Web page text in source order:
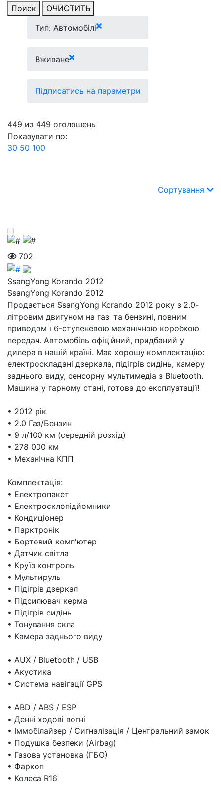
Поиск
ОЧИСТИТЬ
Тип: Автомобілі
Вживане
Підписатись на параметри
449 из 449 оголошень
Показувати по:
30 50 100
Сортування
702
SsangYong Korando 2012
SsangYong Korando 2012
Продається SsangYong Korando 2012 року з 2.0-
літровим двигуном на газі та бензині, повним
приводом і 6-ступеневою механічною коробкою
передач. Автомобіль офіційний, придбаний у
дилера в нашій країні. Має хорошу комплектацію:
електроскладані дзеркала, підігрів сидінь, камеру
заднього виду, сенсорну мультимедіа з Bluetooth.
Машина у гарному стані, готова до експлуатації!
• 2012 рік
• 2.0 Газ/Бензин
• 9 л/100 км (середній розхід)
• 278 000 км
• МеханIчна КПП
Комплектація:
• Електропакет
• Електросклопiдйомники
• Кондиціонер
• Парктронік
• Бортовий комп'ютер
• Датчик світла
• Круїз контроль
• Мультируль
• Підігрів дзеркал
• Підсилювач керма
• Підігрів сидінь
• Тонування скла
• Камера заднього виду
• AUX / Bluetooth / USB
• Акустика
• Система навігації GPS
• ABD / ABS / ESP
• Денні ходові вогні
• Іммобілайзер / Сигналізація / Центральний замок
• Подушка безпеки (Airbag)
• Газова установка (ГБО)
• Фаркоп
• Колеса R16